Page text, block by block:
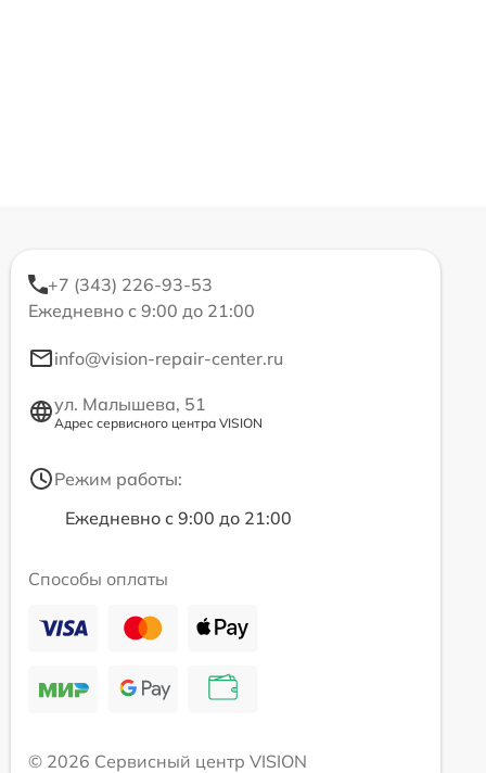
+7 (343) 226-93-53
Ежедневно с 9:00 до 21:00
info@vision-repair-center.ru
ул. Малышева, 51
Адрес сервисного центра VISION
Режим работы:
Ежедневно с 9:00 до 21:00
Способы оплаты
© 2026 Сервисный центр VISION